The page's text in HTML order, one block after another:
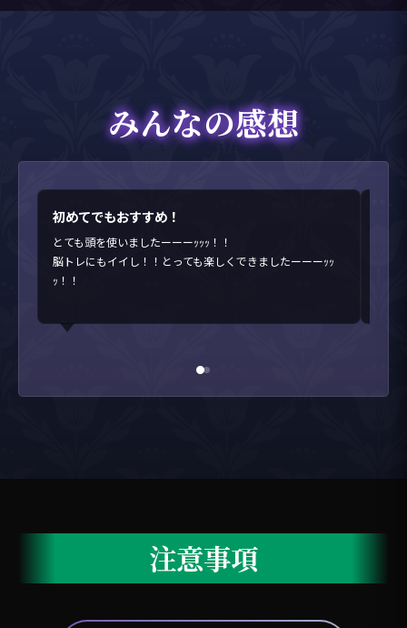
みんなの感想
初めてでもおすすめ！
とても頭を使いましたーーーｯｯｯ！！
脳トレにもイイし！！とっても楽しくできましたーーーｯｯ
ｯ！！
注意事項